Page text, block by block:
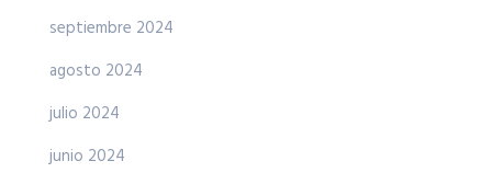
septiembre 2024
agosto 2024
julio 2024
junio 2024